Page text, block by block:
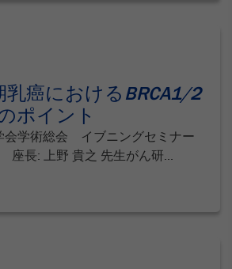
乳癌における BRCA1/2
ポイント
会学術総会 イブニングセミナー
長: 上野 貴之 先生がん研...